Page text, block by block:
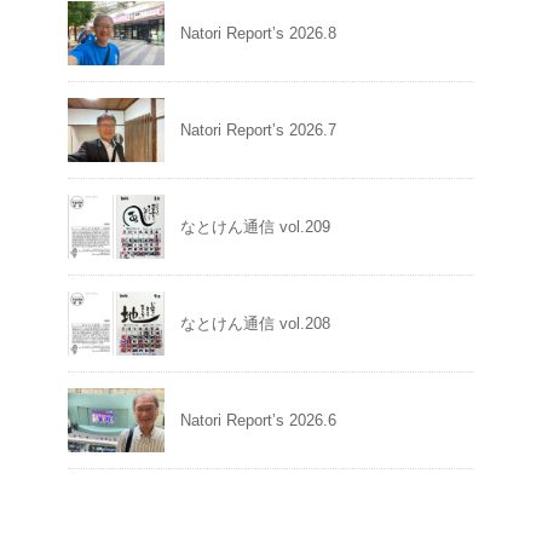
Natori Report’s 2026.8
Natori Report’s 2026.7
なとけん通信 vol.209
なとけん通信 vol.208
Natori Report’s 2026.6